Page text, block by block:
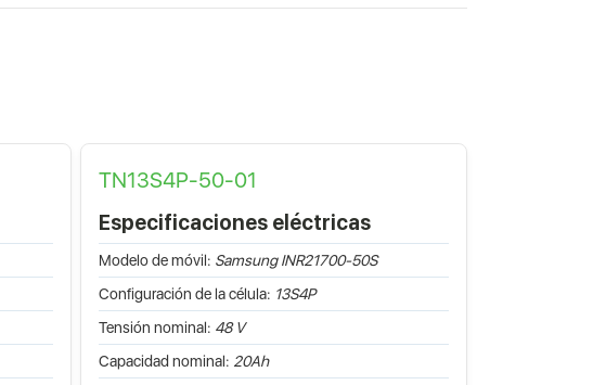
TN13S4P-50-01
Especificaciones eléctricas
Modelo de móvil: Samsung INR21700-50S
Configuración de la célula: 13S4P
Tensión nominal: 48 V
Capacidad nominal: 20Ah